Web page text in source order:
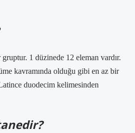
1 düzinede 12 eleman vardır.
kavramında olduğu gibi en az bir
duodecim kelimesinden